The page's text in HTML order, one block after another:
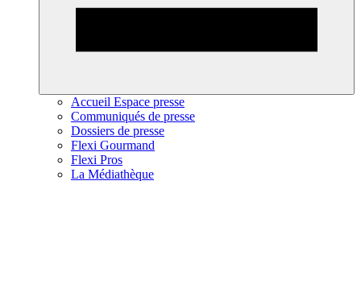
Accueil Espace presse
Communiqués de presse
Dossiers de presse
Flexi Gourmand
Flexi Pros
La Médiathèque